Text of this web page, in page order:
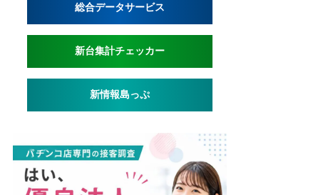
総合データサービス
新台集計チェッカー
新情報島っぷ